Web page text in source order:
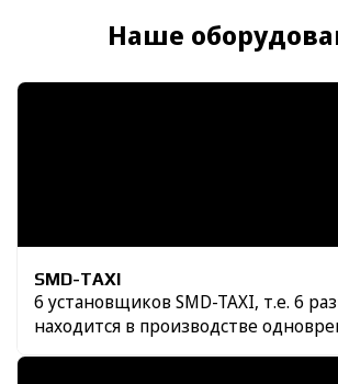
Наше
SMD-TAXI
6 установщиков SMD-TAXI, т.е. 6
находится в производстве